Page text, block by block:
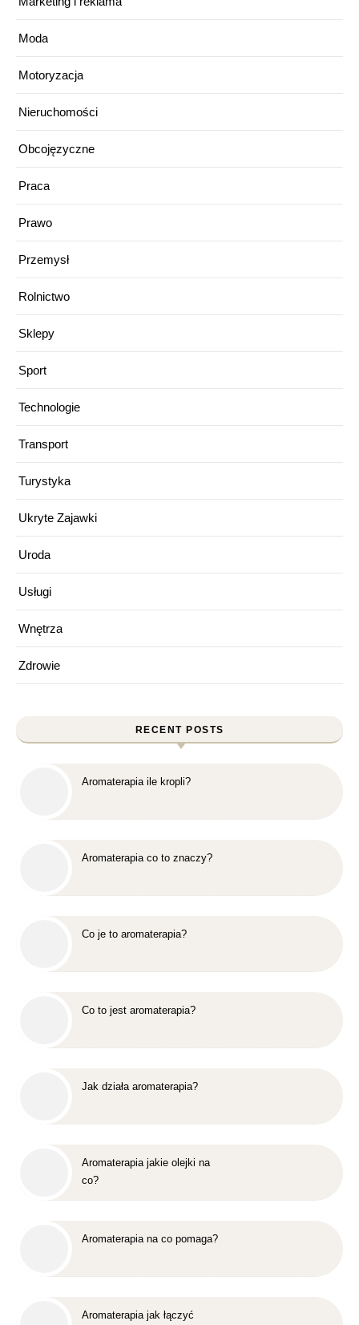
Moda
Motoryzacja
Nieruchomości
Obcojęzyczne
Praca
Prawo
Przemysł
Rolnictwo
Sklepy
Sport
Technologie
Transport
Turystyka
Ukryte Zajawki
Uroda
Usługi
Wnętrza
Zdrowie
RECENT POSTS
Aromaterapia ile kropli?
Aromaterapia co to znaczy?
Co je to aromaterapia?
Co to jest aromaterapia?
Jak działa aromaterapia?
Aromaterapia jakie olejki na
co?
Aromaterapia na co pomaga?
Aromaterapia jak łączyć